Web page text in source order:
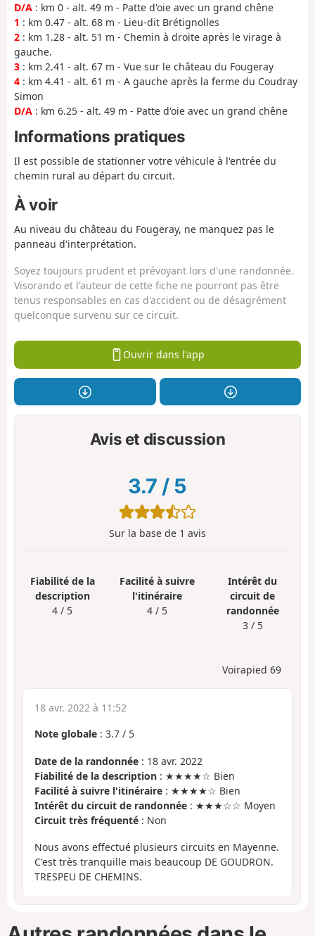
D/A : km 0 - alt. 49 m - Patte d'oie avec un grand chêne
1 : km 0.47 - alt. 68 m - Lieu-dit Brétignolles
2 : km 1.28 - alt. 51 m - Chemin à droite après le virage à
gauche.
3 : km 2.41 - alt. 67 m - Vue sur le château du Fougeray
4 : km 4.41 - alt. 61 m - A gauche après la ferme du Coudray
Simon
D/A : km 6.25 - alt. 49 m - Patte d'oie avec un grand chêne
Informations pratiques
Il est possible de stationner votre véhicule à l'entrée du
chemin rural au départ du circuit.
À voir
Au niveau du château du Fougeray, ne manquez pas le
panneau d'interprétation.
Soyez toujours prudent et prévoyant lors d'une randonnée.
Visorando et l'auteur de cette fiche ne pourront pas être
tenus responsables en cas d'accident ou de désagrément
quelconque survenu sur ce circuit.
Ouvrir dans l'app
Avis et discussion
3.7 / 5
Sur la base de 1 avis
Fiabilité de la
description
4 / 5
Facilité à suivre
l'itinéraire
4 / 5
Intérêt du
circuit de
randonnée
3 / 5
Voirapied 69
18 avr. 2022 à 11:52
Note globale : 3.7 / 5
Date de la randonnée : 18 avr. 2022
Fiabilité de la description : ★★★★☆ Bien
Facilité à suivre l'itinéraire : ★★★★☆ Bien
Intérêt du circuit de randonnée : ★★★☆☆ Moyen
Circuit très fréquenté : Non
Nous avons effectué plusieurs circuits en Mayenne.
C'est très tranquille mais beaucoup DE GOUDRON.
TRESPEU DE CHEMINS.